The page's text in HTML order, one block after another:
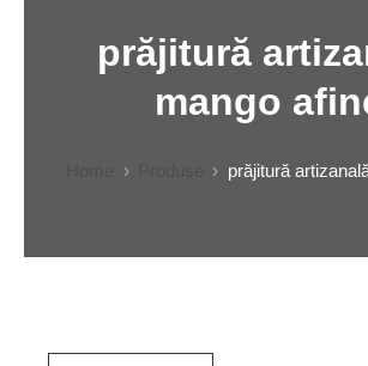
prăjitură
mango
Home Produse prăjitură